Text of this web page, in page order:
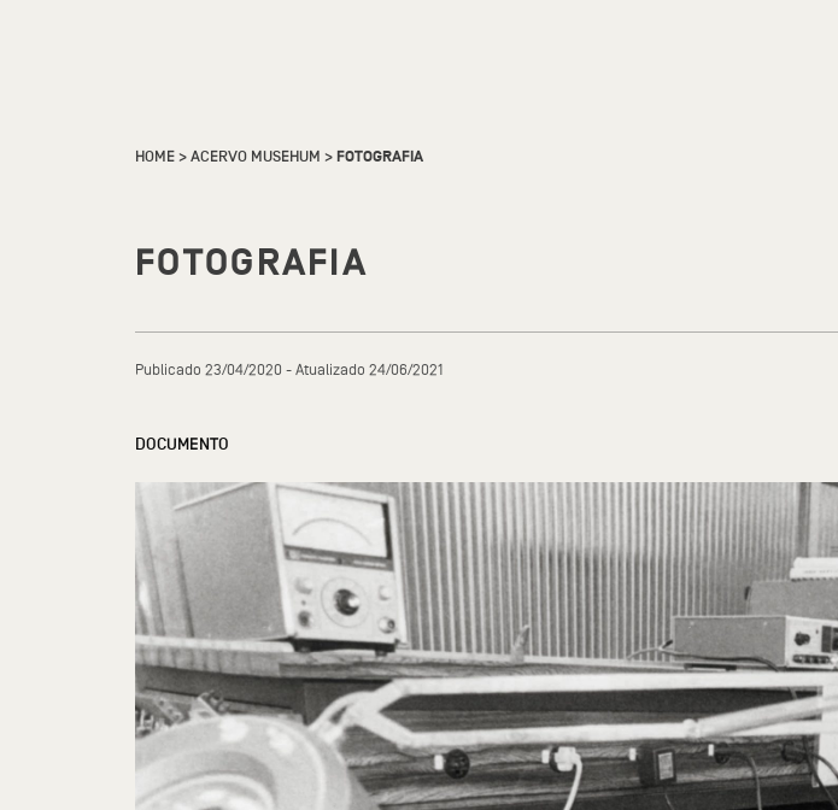
HOME>ACERVO MUSEHUM >FOTOGRAFIA
FOTOGRAFIA
Publicado 23/04/2020 - Atualizado 24/06/2021
DOCUMENTO